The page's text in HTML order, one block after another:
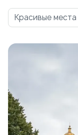
Красивые места